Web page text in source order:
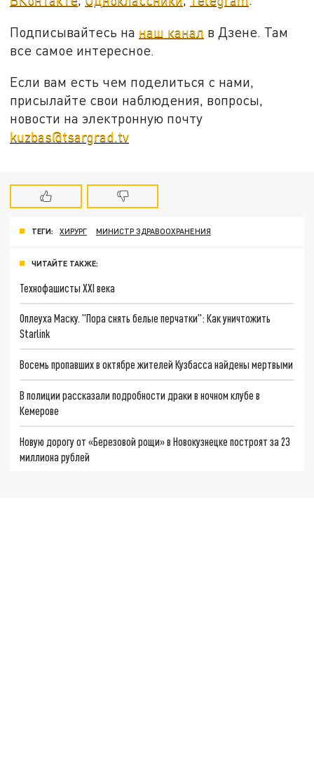
Подписывайтесь на наш канал в Дзене. Там
все самое интересное.
Если вам есть чем поделиться с нами,
присылайте свои наблюдения, вопросы,
новости на электронную почту
kuzbas@tsargrad.tv
ТЕГИ: ХИРУРГ МИНИСТР ЗДРАВООХРАНЕНИЯ
ЧИТАЙТЕ ТАКЖЕ:
Технофашисты XXI века
Оплеуха Маску. "Пора снять белые перчатки": Как уничтожить
Starlink
Восемь пропавших в октябре жителей Кузбасса найдены мертвыми
В полиции рассказали подробности драки в ночном клубе в
Кемерове
Новую дорогу от «Березовой рощи» в Новокузнецке построят за 23
миллиона рублей